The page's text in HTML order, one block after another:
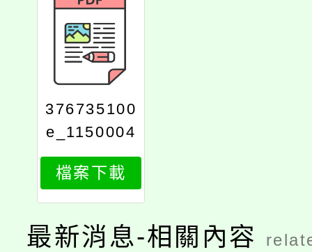
376735100
e_1150004
300_attach
1
檔案下載
最新消息-相關內容